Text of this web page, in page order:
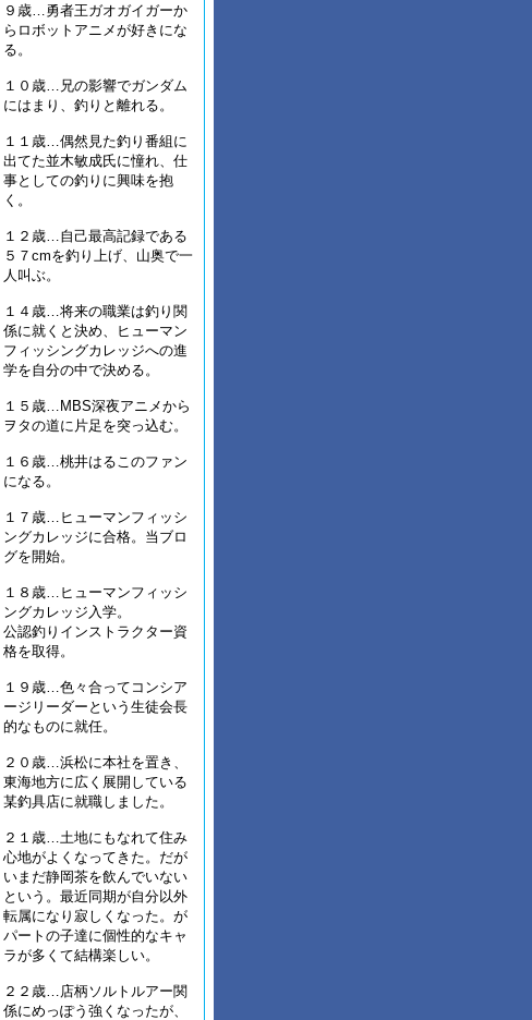
９歳…勇者王ガオガイガーか
らロボットアニメが好きにな
る。
１０歳…兄の影響でガンダム
にはまり、釣りと離れる。
１１歳…偶然見た釣り番組に
出てた並木敏成氏に憧れ、仕
事としての釣りに興味を抱
く。
１２歳…自己最高記録である
５７cmを釣り上げ、山奥で一
人叫ぶ。
１４歳…将来の職業は釣り関
係に就くと決め、ヒューマン
フィッシングカレッジへの進
学を自分の中で決める。
１５歳…MBS深夜アニメから
ヲタの道に片足を突っ込む。
１６歳…桃井はるこのファン
になる。
１７歳…ヒューマンフィッシ
ングカレッジに合格。当ブロ
グを開始。
１８歳…ヒューマンフィッシ
ングカレッジ入学。
公認釣りインストラクター資
格を取得。
１９歳…色々合ってコンシア
ージリーダーという生徒会長
的なものに就任。
２０歳…浜松に本社を置き、
東海地方に広く展開している
某釣具店に就職しました。
２１歳…土地にもなれて住み
心地がよくなってきた。だが
いまだ静岡茶を飲んでいない
という。最近同期が自分以外
転属になり寂しくなった。が
パートの子達に個性的なキャ
ラが多くて結構楽しい。
２２歳…店柄ソルトルアー関
係にめっぽう強くなったが、